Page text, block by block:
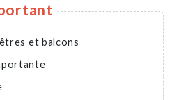
et balcons